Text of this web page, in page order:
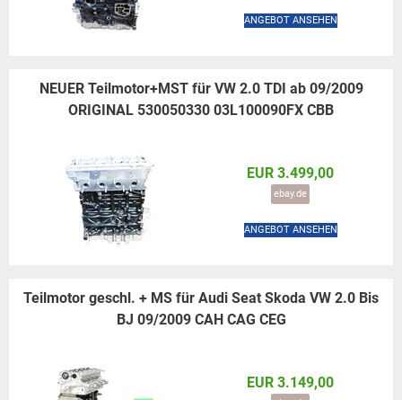
ANGEBOT ANSEHEN
NEUER Teilmotor+MST für VW 2.0 TDI ab 09/2009
ORIGINAL 530050330 03L100090FX CBB
EUR 3.499,00
ebay.de
ANGEBOT ANSEHEN
Teilmotor geschl. + MS für Audi Seat Skoda VW 2.0 Bis
BJ 09/2009 CAH CAG CEG
EUR 3.149,00